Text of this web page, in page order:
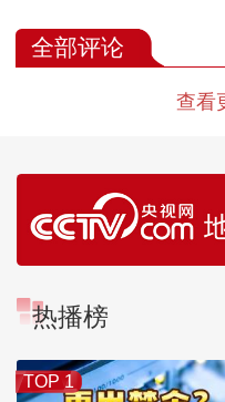
请收好
全部评论
查看
热播榜
TOP 1